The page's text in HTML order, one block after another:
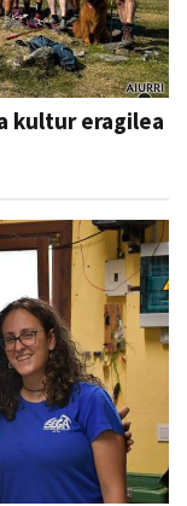
kultur eragilea